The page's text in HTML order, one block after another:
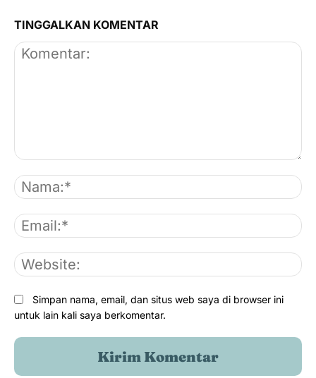
TINGGALKAN KOMENTAR
Simpan nama, email, dan situs web saya di browser ini
untuk lain kali saya berkomentar.